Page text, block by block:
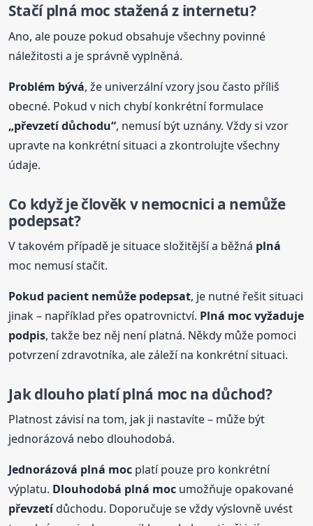
Stačíplná moc stažená z internetu?
Ano, ale pouze pokud obsahuje všechny povinné
náležitosti a je správně vyplněná.
Problém bývá, že univerzální vzory jsou často příliš
obecné. Pokud v nich chybí konkrétní formulace
„převzetídůchodu“, nemusí být uznány. Vždy si vzor
upravte na konkrétní situaci a zkontrolujte všechny
údaje.
Co když je člověk v nemocnici a nemůže
podepsat?
V takovém případě je situace složitější a běžná plná
moc nemusí stačit.
Pokud pacient nemůže podepsat, je nutné řešit situaci
jinak – například přes opatrovnictví. Plná moc vyžaduje
podpis, takže bez něj není platná. Někdy může pomoci
potvrzení zdravotníka, ale záleží na konkrétní situaci.
Jak dlouho platíplná moc na důchod?
Platnost závisí na tom, jak ji nastavíte – může být
jednorázová nebo dlouhodobá.
Jednorázová plná moc platí pouze pro konkrétní
výplatu. Dlouhodobá plná moc umožňuje opakované
převzetídůchodu. Doporučuje se vždy výslovně uvést